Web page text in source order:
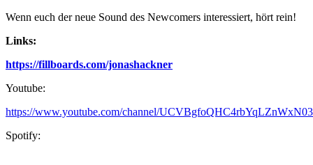
Wenn euch der neue Sound des Newcomers interessiert, hört rein!
Links:
https://fillboards.com/jonashackner
Youtube:
https://www.youtube.com/channel/
Spotify: